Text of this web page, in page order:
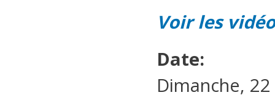
Voir les
Date:
Dimanche,